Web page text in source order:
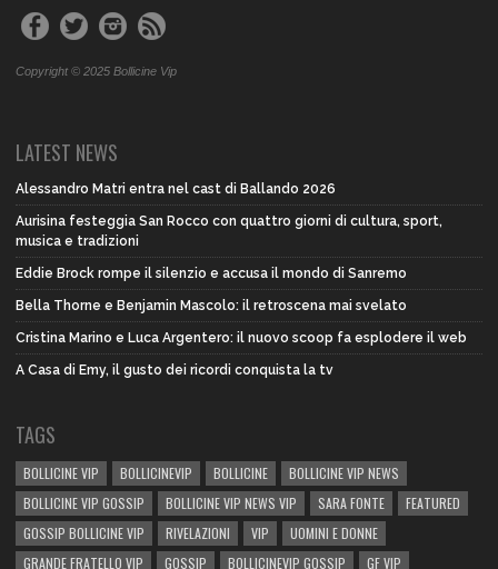
Copyright © 2025 Bollicine Vip
LATEST NEWS
Alessandro Matri entra nel cast di Ballando 2026
Aurisina festeggia San Rocco con quattro giorni di cultura, sport,
musica e tradizioni
Eddie Brock rompe il silenzio e accusa il mondo di Sanremo
Bella Thorne e Benjamin Mascolo: il retroscena mai svelato
Cristina Marino e Luca Argentero: il nuovo scoop fa esplodere il web
A Casa di Emy, il gusto dei ricordi conquista la tv
TAGS
BOLLICINE VIP BOLLICINEVIP BOLLICINE
BOLLICINE VIP NEWS
BOLLICINE VIP GOSSIP
BOLLICINE VIP NEWS VIP SARA FONTE
FEATURED
GOSSIP BOLLICINE VIP
RIVELAZIONI VIP
UOMINI E DONNE
GRANDE FRATELLO VIP
GOSSIP BOLLICINEVIP GOSSIP GF VIP